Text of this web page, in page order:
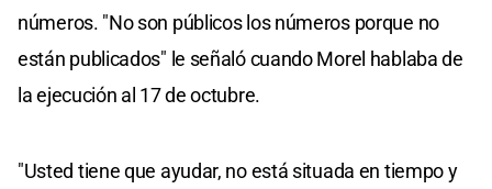
números. "No son públicos los números porque no
están publicados" le señaló cuando Morel hablaba de
la ejecución al 17 de octubre.
"Usted tiene que ayudar, no está situada en tiempo y